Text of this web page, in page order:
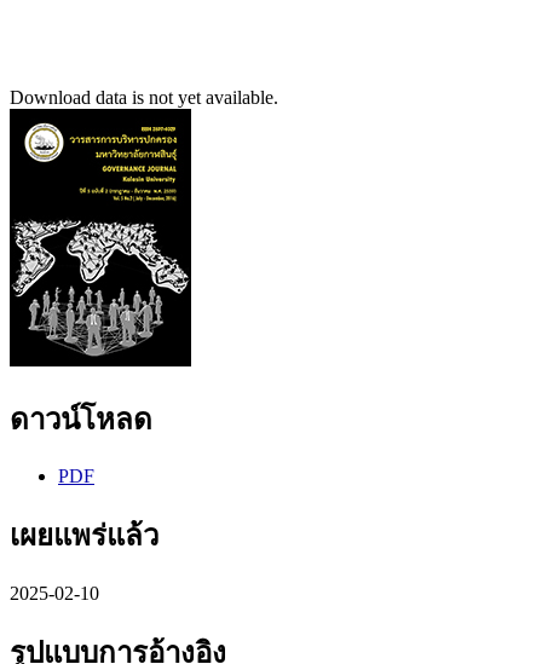
Download data is not yet available.
ดาวน์โหลด
PDF
เผยแพร่แล้ว
2025-02-10
รูปแบบการอ้างอิง